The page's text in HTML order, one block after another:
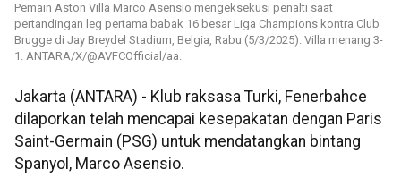
Pemain Aston Villa Marco Asensio mengeksekusi penalti saat
pertandingan leg pertama babak 16 besar Liga Champions kontra Club
Brugge di Jay Breydel Stadium, Belgia, Rabu (5/3/2025). Villa menang 3-
1. ANTARA/X/@AVFCOfficial/aa.
Jakarta (ANTARA) - Klub raksasa Turki, Fenerbahce
dilaporkan telah mencapai kesepakatan dengan Paris
Saint-Germain (PSG) untuk mendatangkan bintang
Spanyol, Marco Asensio.